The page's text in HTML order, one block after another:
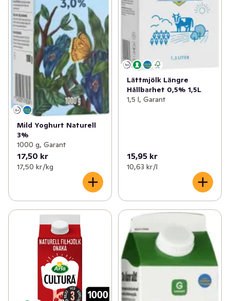
Mild Yoghurt Naturell
3%
1000 g, Garant
17,50 kr
17,50 kr /kg
Lättmjölk Längre
Hållbarhet 0,5% 1,5L
1,5 l, Garant
15,95 kr
10,63 kr /l